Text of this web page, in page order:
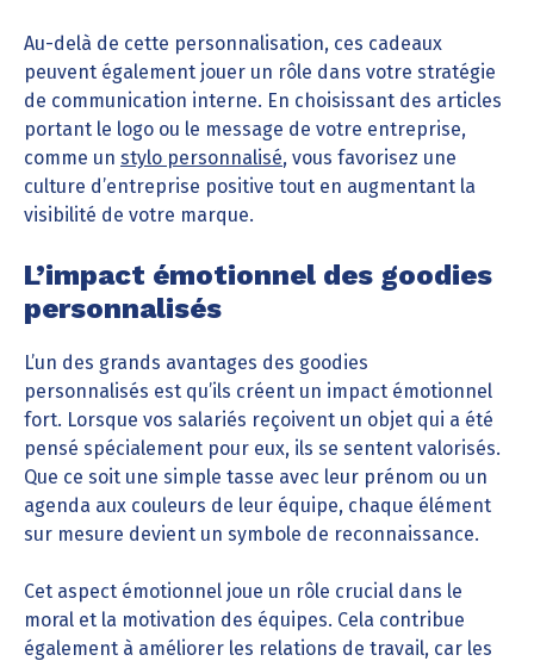
Au-delà de cette personnalisation, ces cadeaux
peuvent également jouer un rôle dans votre stratégie
de communication interne. En choisissant des articles
portant le logo ou le message de votre entreprise,
comme un stylo personnalisé, vous favorisez une
culture d’entreprise positive tout en augmentant la
visibilité de votre marque.
L’impact émotionnel des goodies
personnalisés
L’un des grands avantages des goodies
personnalisés est qu’ils créent un impact émotionnel
fort. Lorsque vos salariés reçoivent un objet qui a été
pensé spécialement pour eux, ils se sentent valorisés.
Que ce soit une simple tasse avec leur prénom ou un
agenda aux couleurs de leur équipe, chaque élément
sur mesure devient un symbole de reconnaissance.
Cet aspect émotionnel joue un rôle crucial dans le
moral et la motivation des équipes. Cela contribue
également à améliorer les relations de travail, car les